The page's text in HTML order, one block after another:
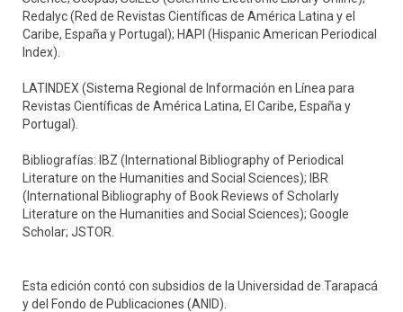
Redalyc (Red de Revistas Científicas de América Latina y el
Caribe, España y Portugal); HAPI (Hispanic American Periodical
Index).
LATINDEX (Sistema Regional de Información en Línea para
Revistas Científicas de América Latina, El Caribe, España y
Portugal).
Bibliografías: IBZ (International Bibliography of Periodical
Literature on the Humanities and Social Sciences); IBR
(International Bibliography of Book Reviews of Scholarly
Literature on the Humanities and Social Sciences); Google
Scholar; JSTOR.
Esta edición contó con subsidios de la Universidad de Tarapacá
y del Fondo de Publicaciones (ANID).